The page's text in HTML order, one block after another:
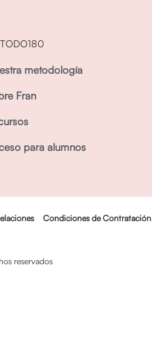
metodología
Fran
para alumnos
Condiciones de Contratación
reservados